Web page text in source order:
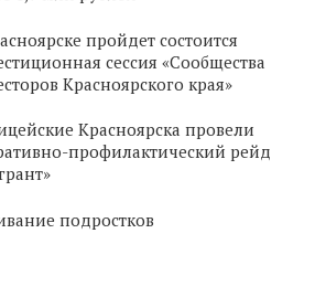
пройдет состоится
сессия «Сообщества
Красноярского края»
Красноярска провели
профилактический рейд
подростков